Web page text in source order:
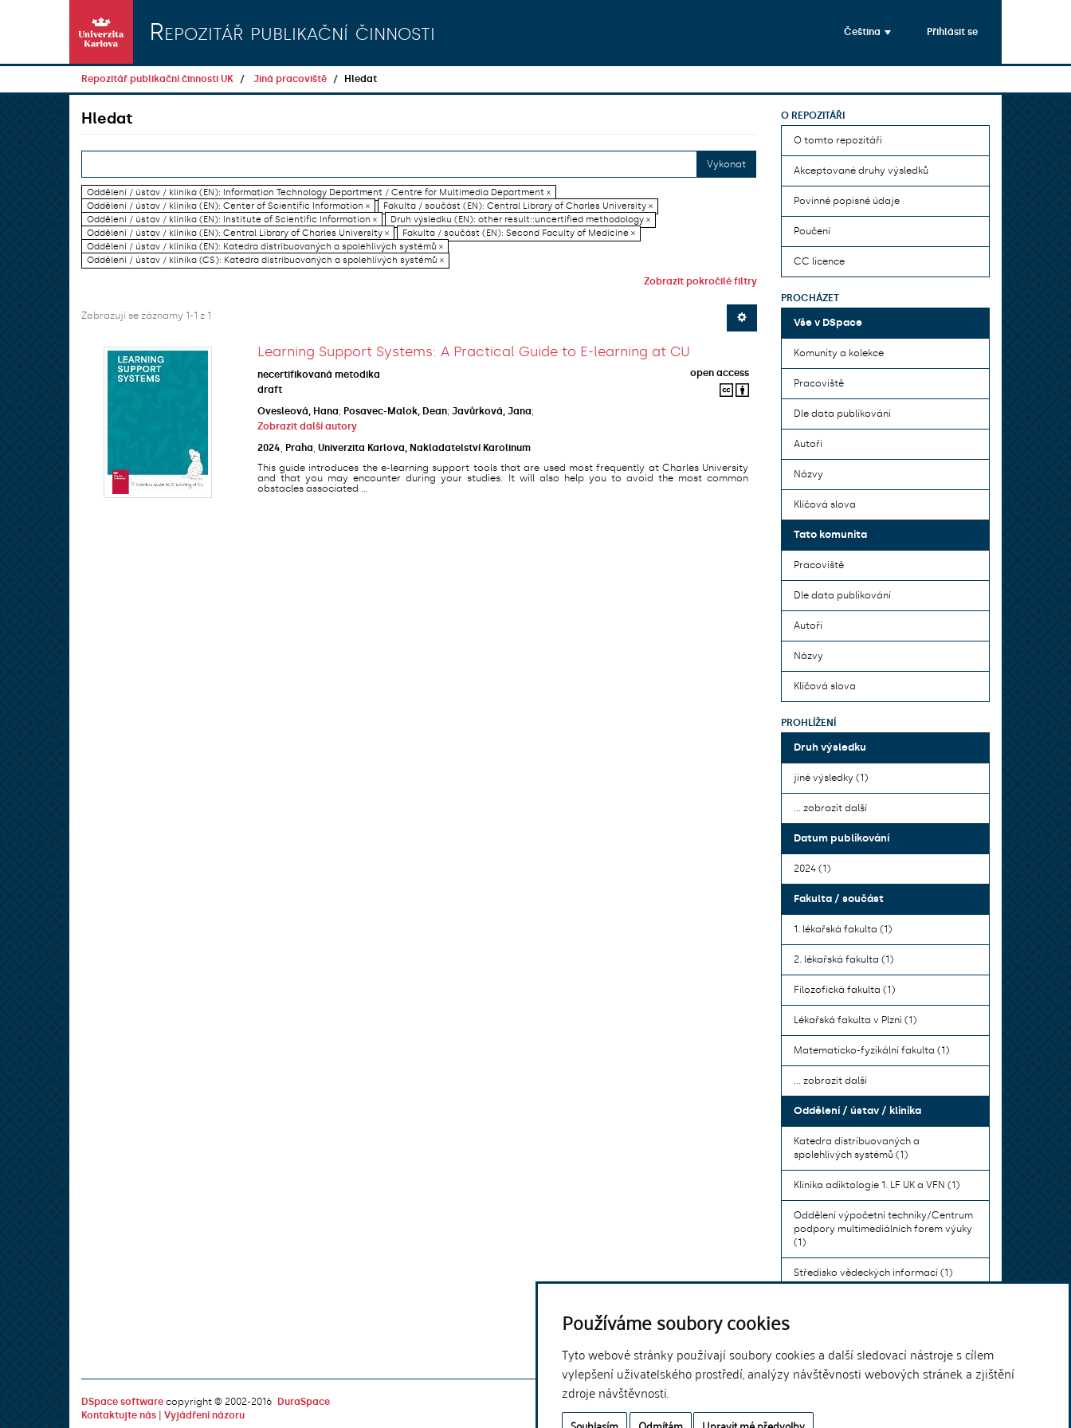
Používáme soubory cookies
Tyto webové stránky používají soubory cookies a další sledovací nástroje s cílem
vylepšení uživatelského prostředí, analýzy návštěvnosti webových stránek a zjištění
zdroje návštěvnosti.
Repozitář publikační činnosti Čeština Přihlásit se
Repozitář publikační činnosti UK Jiná pracoviště Hledat
Hledat
Vykonat
Oddělení / ústav / klinika (EN): Information Technology Department / Centre for Multimedia Department ×
Oddělení / ústav / klinika (EN): Center of Scientific Information ×
Fakulta / součást (EN): Central Library of Charles University ×
Oddělení / ústav / klinika (EN): Institute of Scientific Information ×
Druh výsledku (EN): other result::uncertified methodology ×
Oddělení / ústav / klinika (EN): Central Library of Charles University ×
Fakulta / součást (EN): Second Faculty of Medicine ×
Oddělení / ústav / klinika (EN): Katedra distribuovaných a spolehlivých systémů ×
Oddělení / ústav / klinika (CS): Katedra distribuovaných a spolehlivých systémů ×
Zobrazit pokročilé filtry
Zobrazují se záznamy 1-1 z 1
Learning Support Systems: A Practical Guide to E-learning at CU
necertifikovaná metodika
open access
draft
Ovesleová, Hana; Posavec-Malok, Dean; Javůrková, Jana;
Zobrazit další autory
2024
Praha Univerzita Karlova, Nakladatelství Karolinum
This guide introduces the e-learning support tools that are used most frequently at Charles University
and that you may encounter during your studies. It will also help you to avoid the most common
obstacles associated ...
O REPOZITÁŘI
O tomto repozitáři
Akceptované druhy výsledků
Povinné popisné údaje
Poučení
CC licence
PROCHÁZET
Vše v DSpace
Komunity a kolekce
Pracoviště
Dle data publikování
Autoři
Názvy
Klíčová slova
Tato komunita
Pracoviště
Dle data publikování
Autoři
Názvy
Klíčová slova
PROHLÍŽENÍ
Druh výsledku
jiné výsledky (1)
... zobrazit další
Datum publikování
2024 (1)
Fakulta / součást
1. lékařská fakulta (1)
2. lékařská fakulta (1)
Filozofická fakulta (1)
Lékařská fakulta v Plzni (1)
Matematicko-fyzikální fakulta (1)
... zobrazit další
Oddělení / ústav / klinika
Katedra distribuovaných a
spolehlivých systémů (1)
Klinika adiktologie 1. LF UK a VFN (1)
Oddělení výpočetní techniky/Centrum
podpory multimediálních forem výuky
(1)
Středisko vědeckých informací (1)
DSpace software copyright © 2002-2016
DuraSpace
Kontaktujte nás
Vyjádření názoru